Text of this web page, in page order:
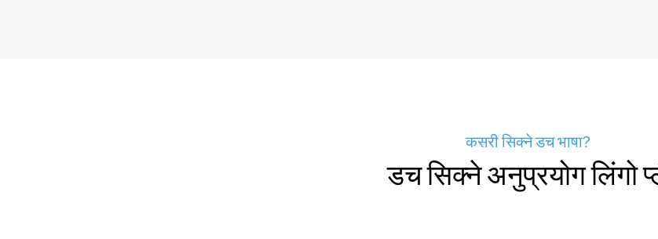
कसरी सिक्ने डच भाषा?
डच सिक्ने अनुप्रयोग लिंगो